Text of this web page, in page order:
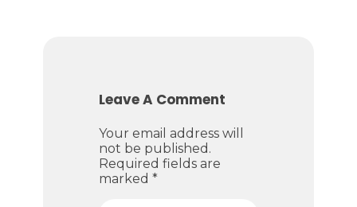
Leave A Comment
Your email address will
not be published.
Required fields are
marked *